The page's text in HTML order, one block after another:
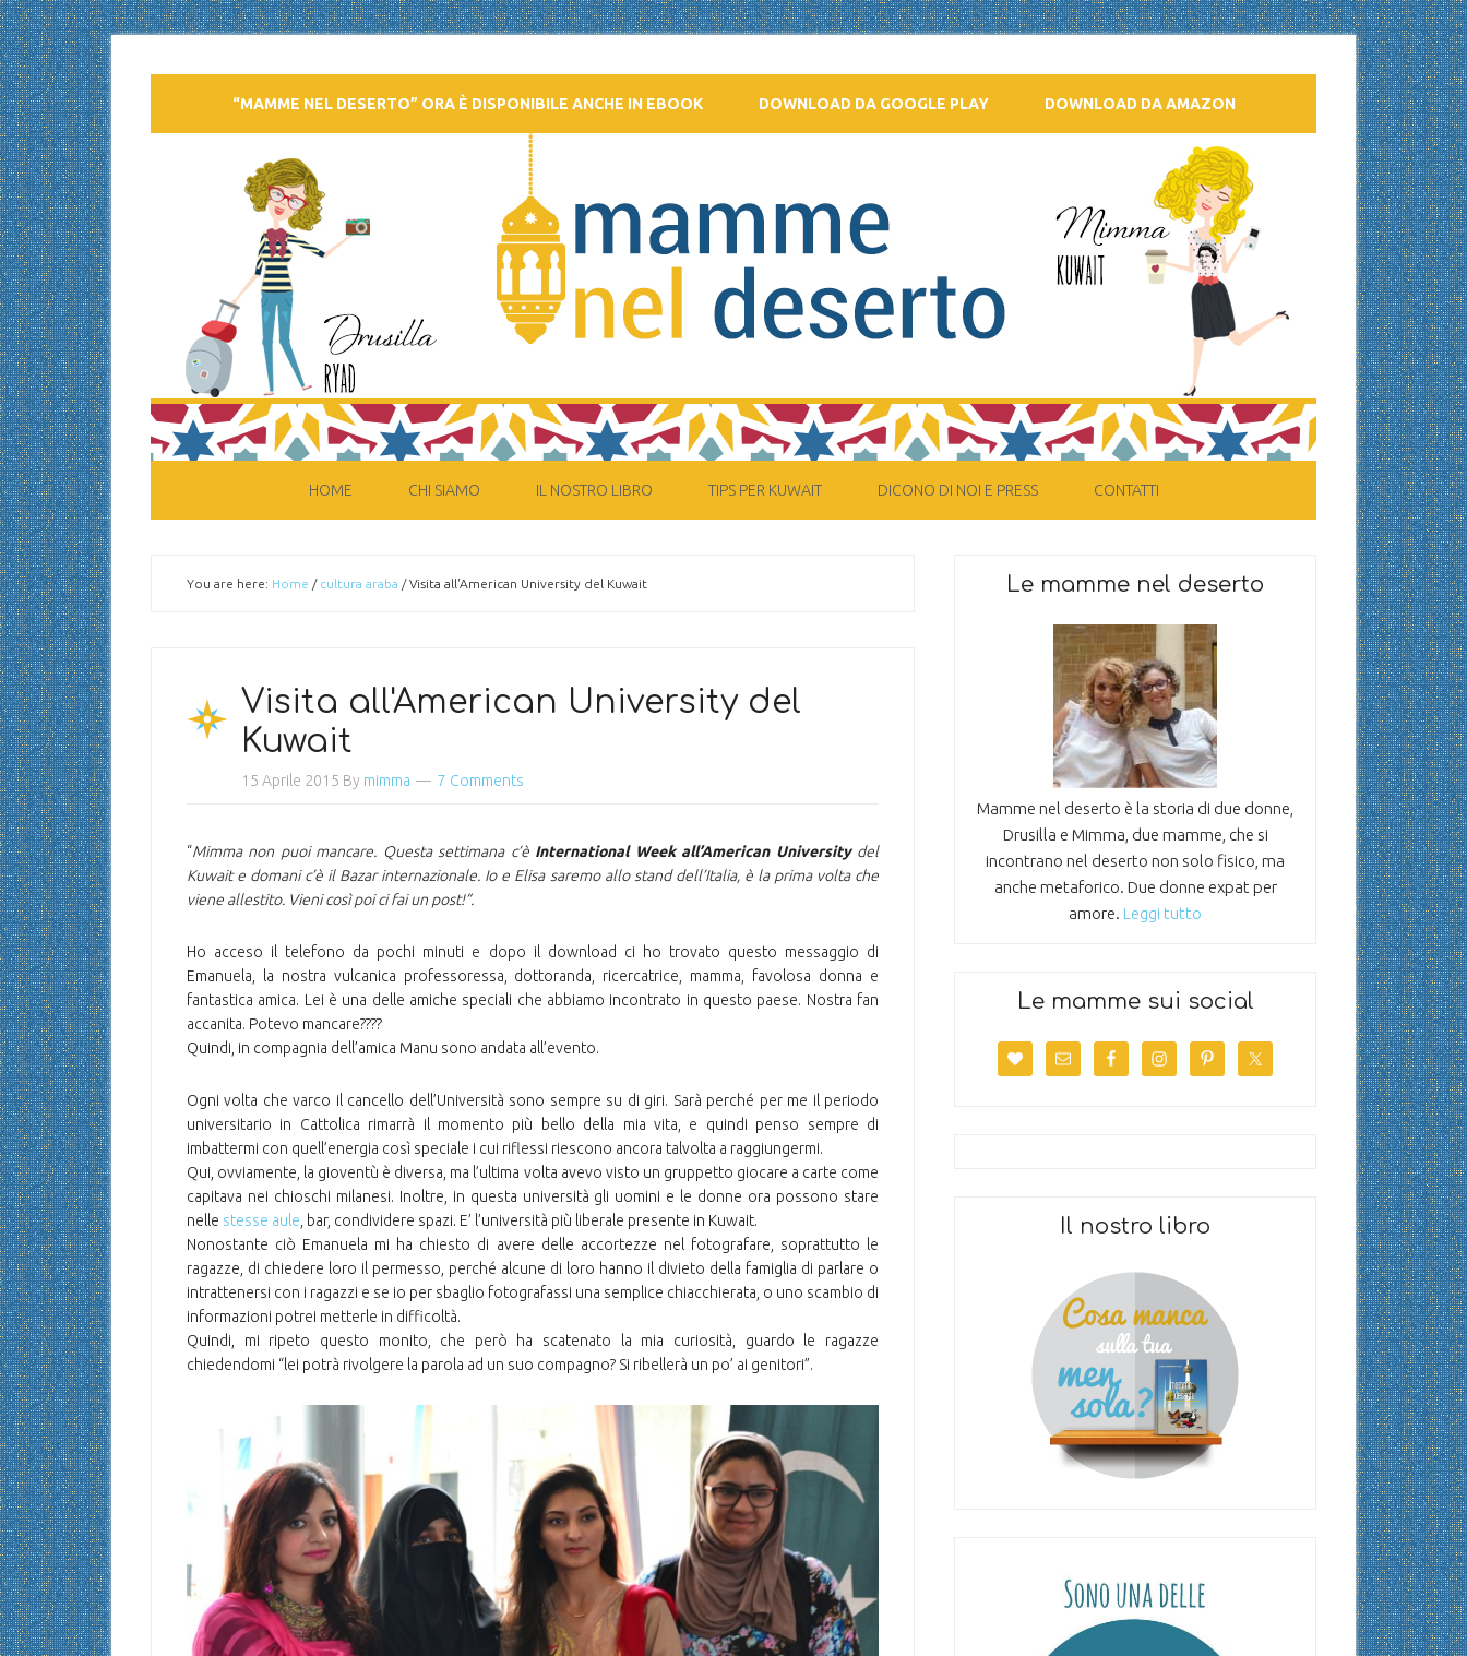
“MAMME NEL DESERTO” ORA È DISPONIBILE ANCHE IN EBOOK DOWNLOAD DA GOOGLE PLAY DOWNLOAD DA AMAZON
HOME CHI SIAMO IL NOSTRO LIBRO TIPS PER KUWAIT DICONO DI NOI E PRESS CONTATTI
You are here: Home / cultura araba /Visita all'American University del Kuwait
Visita all'American University del
Kuwait
15 Aprile 2015 By mimma 7 Comments
“Mimma non puoi mancare. Questa settimana c’è International Week all’American Universitydel
Kuwait e domani c’è il Bazar internazionale. Io e Elisa saremo allo stand dell’Italia, è la prima volta che
viene allestito. Vieni così poi ci fai un post!”.
Ho acceso il telefono da pochi minuti e dopo il download ci ho trovato questo messaggio di
Emanuela, la nostra vulcanica professoressa, dottoranda, ricercatrice, mamma, favolosa donna e
fantastica amica. Lei è una delle amiche speciali che abbiamo incontrato in questo paese. Nostra fan
accanita. Potevo mancare????
Quindi, in compagnia dell’amica Manu sono andata all’evento.
Ogni volta che varco il cancello dell’Università sono sempre su di giri. Sarà perché per me il periodo
universitario in Cattolica rimarrà il momento più bello della mia vita, e quindi penso sempre di
imbattermi con quell’energia così speciale i cui riflessi riescono ancora talvolta a raggiungermi.
Qui, ovviamente, la gioventù è diversa, ma l’ultima volta avevo visto un gruppetto giocare a carte come
capitava nei chioschi milanesi. Inoltre, in questa università gli uomini e le donne ora possono stare
nelle stesse aule , bar, condividere spazi. E’ l’università più liberale presente in Kuwait.
Nonostante ciò Emanuela mi ha chiesto di avere delle accortezze nel fotografare, soprattutto le
ragazze, di chiedere loro il permesso, perché alcune di loro hanno il divieto della famiglia di parlare o
intrattenersi con i ragazzi e se io per sbaglio fotografassi una semplice chiacchierata, o uno scambio di
informazioni potrei metterle in difficoltà.
Quindi, mi ripeto questo monito, che però ha scatenato la mia curiosità, guardo le ragazze
chiedendomi “lei potrà rivolgere la parola ad un suo compagno? Si ribellerà un po’ ai genitori”.
Le mamme nel deserto
Mamme nel deserto è la storia di due donne,
Drusilla e Mimma, due mamme, che si
incontrano nel deserto non solo fisico, ma
anche metaforico. Due donne expat per
amore. Leggi tutto
Le mamme sui social
Il nostro libro